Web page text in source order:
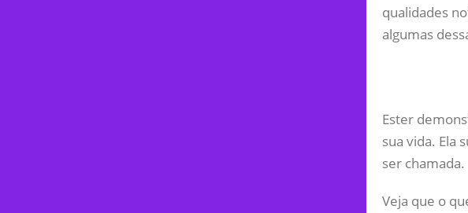
qualidades
algumas
Ester
sua vida. Ela
ser chamada.
Veja que o